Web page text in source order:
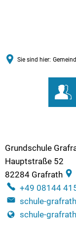
Sie sind hier:
Grundschule
Hauptstraße 52
82284 Grafrath
+49 08144
schule-
schule-